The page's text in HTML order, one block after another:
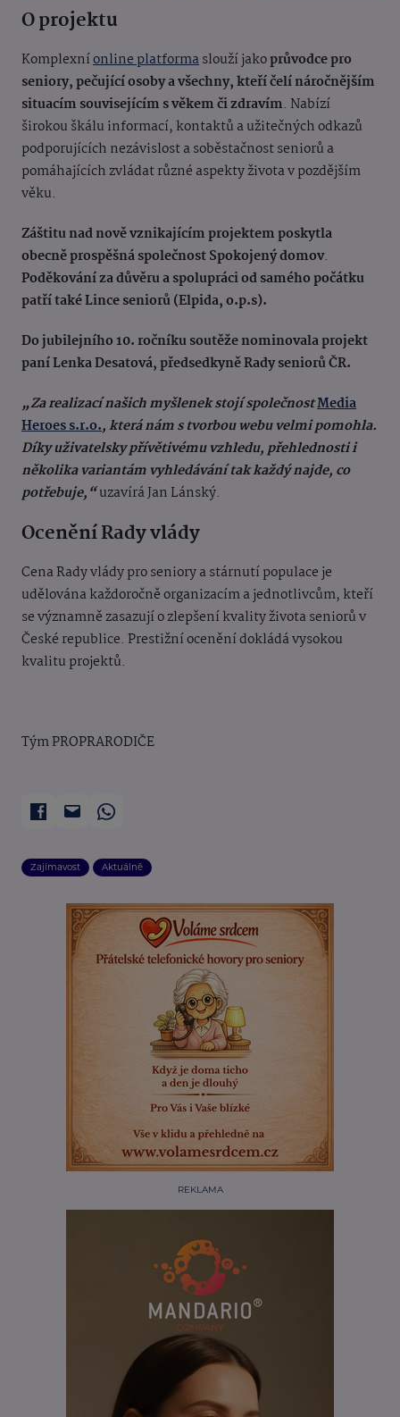
O projektu
Komplexníonline platformaslouží jakoprůvodce pro
seniory, pečující osoby a všechny, kteří čelí náročnějším
situacím souvisejícím s věkem či zdravím. Nabízí
širokou škálu informací, kontaktů a užitečných odkazů
podporujících nezávislost a soběstačnost seniorů a
pomáhajících zvládat různé aspekty života v pozdějším
věku.
Záštitunad nově vznikajícím projektem poskytla
obecně prospěšná společnost Spokojený domov.
Poděkováníza důvěru a spolupráci od samého počátku
patří také Lince seniorů (Elpida, o.p.s).
Do jubilejního 10. ročníku soutěže nominovala projekt
paní Lenka Desatová, předsedkyně Rady seniorů ČR.
„Za realizací našich myšlenek stojí společnostMedia
Heroes s.r.o., která nám s tvorbou webu velmi pomohla.
Díky uživatelsky přívětivému vzhledu, přehlednosti i
několika variantám vyhledávání tak každý najde, co
potřebuje,“uzavírá Jan Lánský.
Ocenění Rady vlády
Cena Rady vlády pro seniory a stárnutí populace je
udělována každoročně organizacím a jednotlivcům, kteří
se významně zasazují o zlepšení kvality života seniorů v
České republice. Prestižní ocenění dokládá vysokou
kvalitu projektů.
Tým PROPRARODIČE
Zajímavost Aktuálně
REKLAMA